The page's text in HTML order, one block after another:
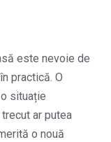
este nevoie de
practică. O
situație
ar putea
o nouă